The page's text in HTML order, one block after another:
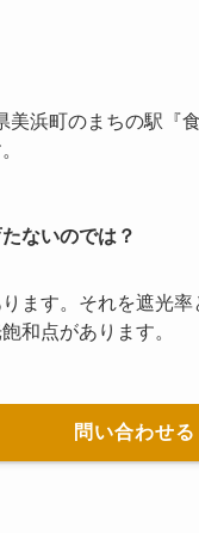
美浜町のまちの駅『
ないのでは？
ます。それを遮光
和点があります。
問い合わせ